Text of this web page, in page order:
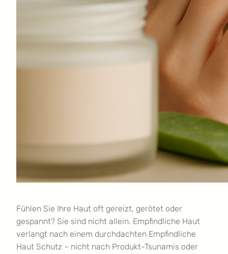
Fühlen Sie Ihre Haut oft gereizt, gerötet oder
gespannt? Sie sind nicht allein. Empfindliche Haut
verlangt nach einem durchdachten Empfindliche
Haut Schutz – nicht nach Produkt-Tsunamis oder